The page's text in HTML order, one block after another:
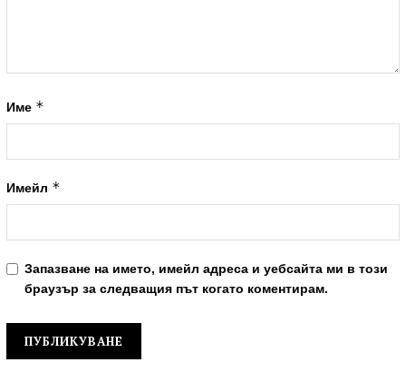
Име *
Имейл *
Запазване на името, имейл адреса и уебсайта ми в този
браузър за следващия път когато коментирам.